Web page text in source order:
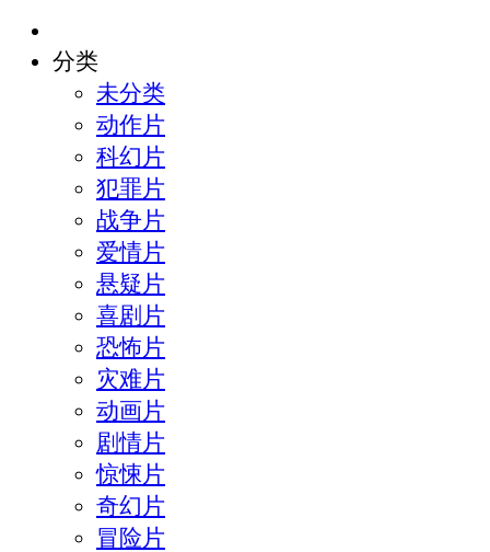
分类
未分类
动作片
科幻片
犯罪片
战争片
爱情片
悬疑片
喜剧片
恐怖片
灾难片
动画片
剧情片
惊悚片
奇幻片
冒险片